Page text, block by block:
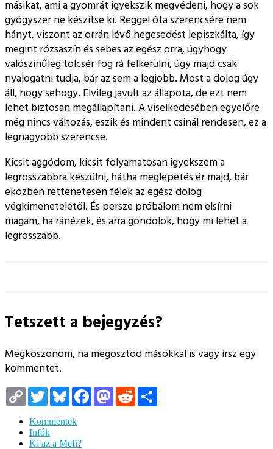
másikat, ami a gyomrát igyekszik megvédeni, hogy a sok
gyógyszer ne készítse ki. Reggel óta szerencsére nem
hányt, viszont az orrán lévő hegesedést lepiszkálta, így
megint rózsaszín és sebes az egész orra, úgyhogy
valószínűleg tölcsér fog rá felkerülni, úgy majd csak
nyalogatni tudja, bár az sem a legjobb. Most a dolog úgy
áll, hogy sehogy. Elvileg javult az állapota, de ezt nem
lehet biztosan megállapítani. A viselkedésében egyelőre
még nincs változás, eszik és mindent csinál rendesen, ez a
legnagyobb szerencse.
Kicsit aggódom, kicsit folyamatosan igyekszem a
legrosszabbra készülni, hátha meglepetés ér majd, bár
eközben rettenetesen félek az egész dolog
végkimenetelétől. És persze próbálom nem elsírni
magam, ha ránézek, és arra gondolok, hogy mi lehet a
legrosszabb.
Tetszett a bejegyzés?
Megköszönöm, ha megosztod másokkal is vagy írsz egy
kommentet.
Copy
Link
TwitterBlueskyFacebookMastodon
Reddit
Kommentek
Infók
Ki az a Mefi?